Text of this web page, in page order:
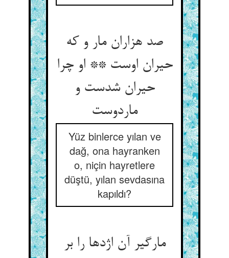
صد هزاران مار و که
حیران اوست ** او چرا
حیران شدست و
ماردوست
Yüz binlerce yılan ve
dağ, ona hayranken
o, niçin hayretlere
düştü, yılan sevdasına
kapıldı?
مارگیر آن اژدها را بر